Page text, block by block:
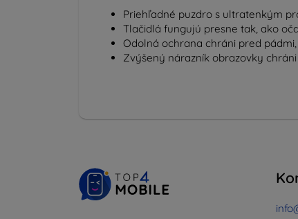
Priehľadné puzdro s ultratenkým
Tlačidlá fungujú presne tak, ako
Odolná ochrana chráni pred
Zvýšený nárazník obrazovky